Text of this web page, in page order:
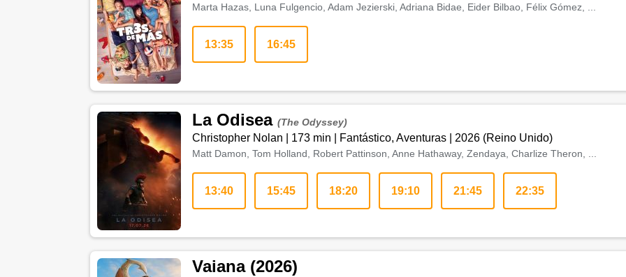
Marta Hazas, Luna Fulgencio, Adam Jezierski, Adriana Bidae, Eider Bilbao, Félix Gómez, ...
13:35 16:45
La Odisea(The Odyssey)
Christopher Nolan 173 min Fantástico, Aventuras 2026 (Reino Unido)
Matt Damon, Tom Holland, Robert Pattinson, Anne Hathaway, Zendaya, Charlize Theron, ...
13:40 15:45 18:20 19:10 21:45 22:35
Vaiana (2026)